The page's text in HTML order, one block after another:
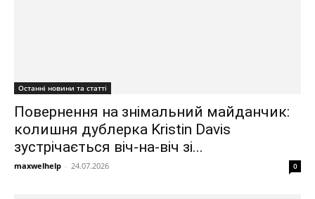
Останні новини та статті
Повернення на знімальний майданчик:
колишня дублерка Kristin Davis
зустрічається віч-на-віч зі...
maxwelhelp - 24.07.2026 0